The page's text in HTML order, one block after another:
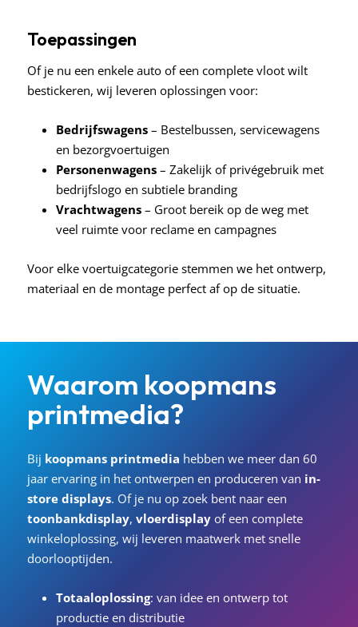
Toepassingen
Of je nu een enkele auto of een complete vloot wilt
bestickeren, wij leveren oplossingen voor:
Bedrijfswagens – Bestelbussen, servicewagens
en bezorgvoertuigen
Personenwagens – Zakelijk of privégebruik met
bedrijfslogo en subtiele branding
Vrachtwagens – Groot bereik op de weg met
veel ruimte voor reclame en campagnes
Voor elke voertuigcategorie stemmen we het ontwerp,
materiaal en de montage perfect af op de situatie.
Waarom koopmans
printmedia?
Bij koopmans printmedia hebben we meer dan 60
jaar ervaring in het ontwerpen en produceren van in-
store displays. Of je nu op zoek bent naar een
toonbankdisplay, vloerdisplay of een complete
winkeloplossing, wij leveren maatwerk met snelle
doorlooptijden.
Totaaloplossing: van idee en ontwerp tot
productie en distributie